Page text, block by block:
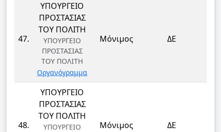
47.
ΥΠΟΥΡΓΕΙΟ
ΠΡΟΣΤΑΣΙΑΣ
ΤΟΥ ΠΟΛΙΤΗ
ΥΠΟΥΡΓΕΙΟ
ΠΡΟΣΤΑΣΙΑΣ
ΤΟΥ ΠΟΛΙΤΗ
Οργανόγραμμα
Μόνιμος ΔΕ
48.
ΥΠΟΥΡΓΕΙΟ
ΠΡΟΣΤΑΣΙΑΣ
ΤΟΥ ΠΟΛΙΤΗ
ΥΠΟΥΡΓΕΙΟ
Μόνιμος ΔΕ